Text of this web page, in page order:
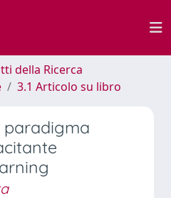
della Ricerca
3.1 Articolo su libro
paradigma